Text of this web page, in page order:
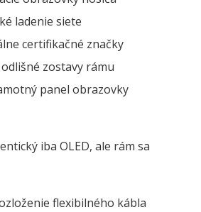
ladenie siete
certifikačné značky
zostavy rámu
panel obrazovky
iba OLED, ale rám sa
flexibilného kábla